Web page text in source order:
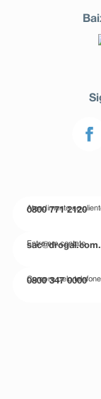
Atendimento ao
0800 771 2120
Entre em contato
Compre pelo telefone
0800 347 0000